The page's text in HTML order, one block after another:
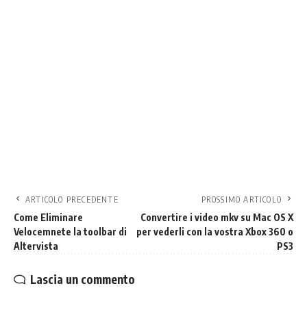
ARTICOLO PRECEDENTE
Come Eliminare
Velocemnete la toolbar di
Altervista
PROSSIMO ARTICOLO
Convertire i video mkv su Mac OS X
per vederli con la vostra Xbox 360 o
PS3
Lascia un commento